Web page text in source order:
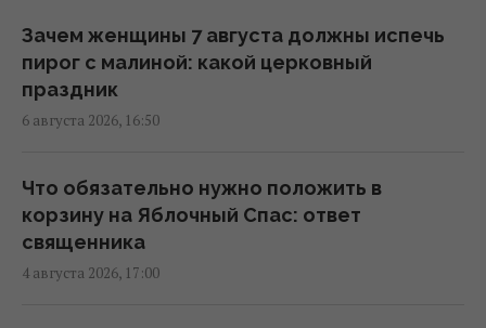
дожди и прохлада: каким областям
повезет (карта)
06:30 пятница, 07 августа 2026
синоптики предупреждают об опасности
после жары
13:46 четверг, 06 августа 2026
Зачем женщины 7 августа должны испечь
пирог с малиной: какой церковный
праздник
6 августа 2026, 16:50
Что обязательно нужно положить в
корзину на Яблочный Спас: ответ
священника
4 августа 2026, 17:00